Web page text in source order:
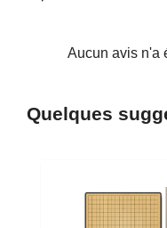
Aucun avis n'a
Quelques